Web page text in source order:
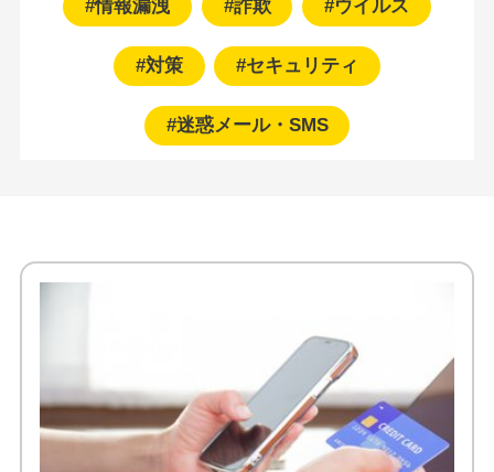
#情報漏洩 #詐欺 #ウイルス
#対策 #セキュリティ
#迷惑メール・SMS